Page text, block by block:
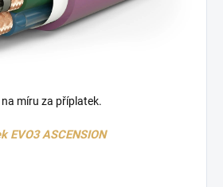
míru za příplatek.
EVO3 ASCENSION